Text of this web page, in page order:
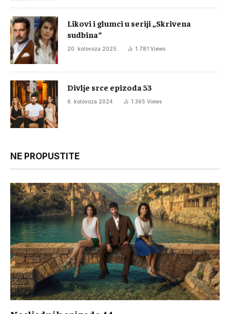
Likovi i glumci u seriji „Skrivena
sudbina“
20. kolovoza 2025. 1.781 Views
Divlje srce epizoda 53
6. kolovoza 2024. 1.365 Views
NE PROPUSTITE